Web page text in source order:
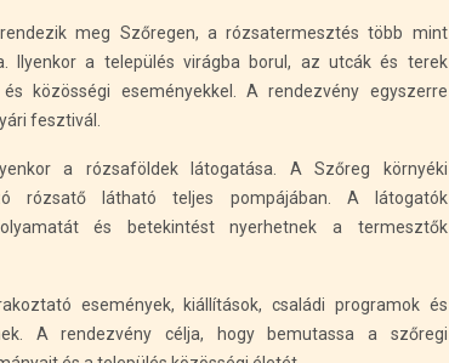
meg Szőregen, a rózsatermesztés több mint
Ilyenkor a település virágba borul, az utcák és terek
közösségi eseményekkel. A rendezvény egyszerre
fesztivál.
a rózsaföldek látogatása. A Szőreg környéki
rózsatő látható teljes pompájában. A látogatók
és betekintést nyerhetnek a termesztők
események, kiállítások, családi programok és
A rendezvény célja, hogy bemutassa a szőregi